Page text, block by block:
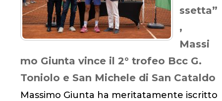
ssetta”
,
Massi
mo Giunta vince il 2° trofeo Bcc G.
Toniolo e San Michele di San Cataldo
Massimo Giunta ha meritatamente iscritto